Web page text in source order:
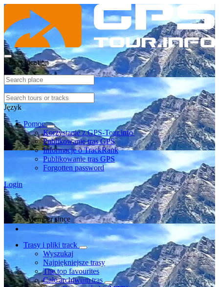
Select location
Język
Pomoc
Korzystanie z GPS-Tour.info
Publikowanie tras GPS
Informacje o TrackRank
Publikowanie tras GPS
Forgotten password
Login
Member since
Trasy i pliki track
Wyszukaj
Najpiękniejsze trasy
The top favourites
Całe archiwum tras